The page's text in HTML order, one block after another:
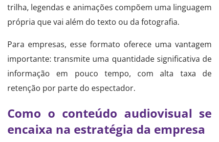
trilha, legendas e animações compõem uma linguagem
própria que vai além do texto ou da fotografia.
Para empresas, esse formato oferece uma vantagem
importante: transmite uma quantidade significativa de
informação em pouco tempo, com alta taxa de
retenção por parte do espectador.
Como o conteúdo audiovisual se
encaixa na estratégia da empresa